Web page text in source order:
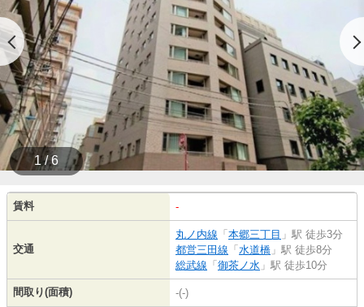
1 / 6
賃料 -
交通
丸ノ内線 「 本郷三丁目 」駅 徒歩3分
都営三田線 「 水道橋 」駅 徒歩8分
総武線 「 御茶ノ水 」駅 徒歩10分
間取り(面積) -(-)